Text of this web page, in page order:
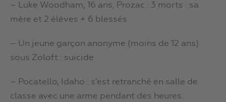
– Luke Woodham, 16 ans, Prozac : 3 morts : sa
mère et 2 élèves + 6 blessés
– Un jeune garçon anonyme (moins de 12 ans)
sous Zoloft : suicide
– Pocatello, Idaho : s’est retranché en salle de
classe avec une arme pendant des heures.